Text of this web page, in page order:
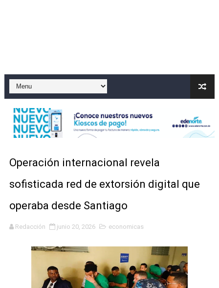
Marileidy Paulino correrá este lunes el relevo mixto
Sismo Samaná: registran temblor de magnitud 4.8 al
Operadores de rifas y bancas ilegales enfrentarían
Familia relata angustia tras explosión de tanque de
Indomet pronostica temperaturas de hasta 35 °C para
Operación internacional revela
sofisticada red de extorsión digital que
operaba desde Santiago
Redacción junio 20, 2026 economicas